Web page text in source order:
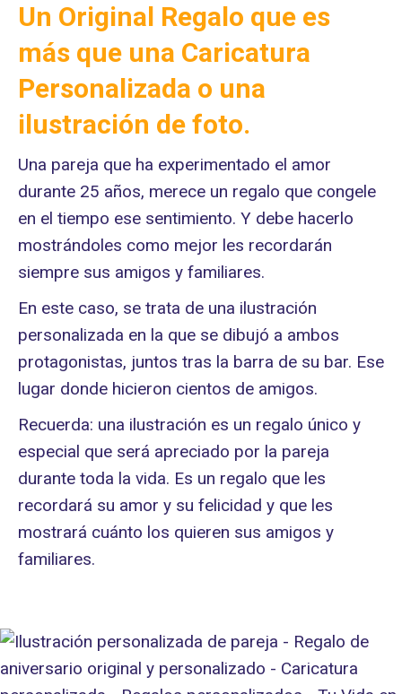
Un Original Regalo que es
más que una Caricatura
Personalizada o una
ilustración de foto.
Una pareja que ha experimentado el amor
durante 25 años, merece un regalo que congele
en el tiempo ese sentimiento. Y debe hacerlo
mostrándoles como mejor les recordarán
siempre sus amigos y familiares.
En este caso, se trata de una ilustración
personalizada en la que se dibujó a ambos
protagonistas, juntos tras la barra de su bar. Ese
lugar donde hicieron cientos de amigos.
Recuerda: una ilustración es un regalo único y
especial que será apreciado por la pareja
durante toda la vida. Es un regalo que les
recordará su amor y su felicidad y que les
mostrará cuánto los quieren sus amigos y
familiares.